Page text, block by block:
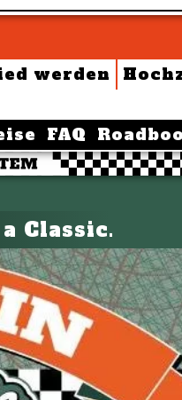
werden
FAQ
Classic.